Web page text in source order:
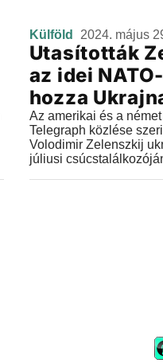
Külföld 2024. május
Utasították
az idei
hozza
Az amerikai és a
Telegraph közlése
Volodimir Zelenszkij
júliusi